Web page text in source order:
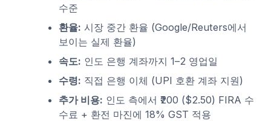
수준
환율: 시장 중간 환율 (Google/Reuters에서
보이는 실제 환율)
속도: 인도 은행 계좌까지 1–2 영업일
수령: 직접 은행 이체 (UPI 호환 계좌 지원)
추가 비용: 인도 측에서 ₹200 ($2.50) FIRA 수
수료 + 환전 마진에 18% GST 적용